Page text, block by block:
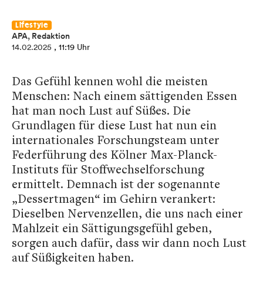
Lifestyle
APA, Redaktion
14.02.2025 , 11:19 Uhr
Das Gefühl kennen wohl die meisten
Menschen: Nach einem sättigenden Essen
hat man noch Lust auf Süßes. Die
Grundlagen für diese Lust hat nun ein
internationales Forschungsteam unter
Federführung des Kölner Max-Planck-
Instituts für Stoffwechselforschung
ermittelt. Demnach ist der sogenannte
„Dessertmagen“ im Gehirn verankert:
Dieselben Nervenzellen, die uns nach einer
Mahlzeit ein Sättigungsgefühl geben,
sorgen auch dafür, dass wir dann noch Lust
auf Süßigkeiten haben.